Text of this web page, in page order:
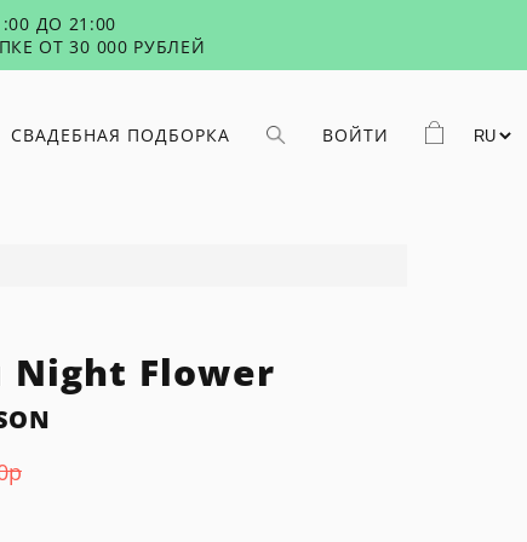
ДО 21:00
ОТ 30 000 РУБЛЕЙ
СВАДЕБНАЯ ПОДБОРКА ВОЙТИ
Night Flower
р